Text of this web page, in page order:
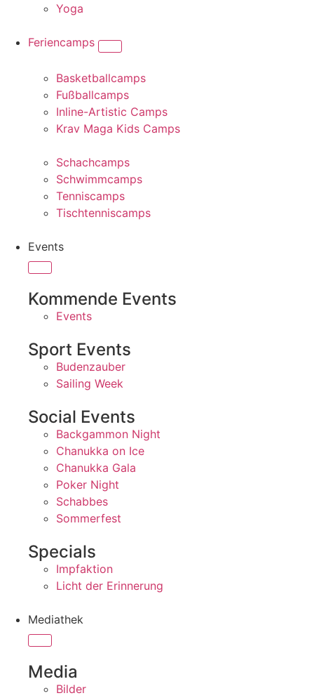
Yoga
Feriencamps
Basketballcamps
Fußballcamps
Inline-Artistic Camps
Krav Maga Kids Camps
Schachcamps
Schwimmcamps
Tenniscamps
Tischtenniscamps
Events
Kommende Events
Events
Sport Events
Budenzauber
Sailing Week
Social Events
Backgammon Night
Chanukka on Ice
Chanukka Gala
Poker Night
Schabbes
Sommerfest
Specials
Impfaktion
Licht der Erinnerung
Mediathek
Media
Bilder